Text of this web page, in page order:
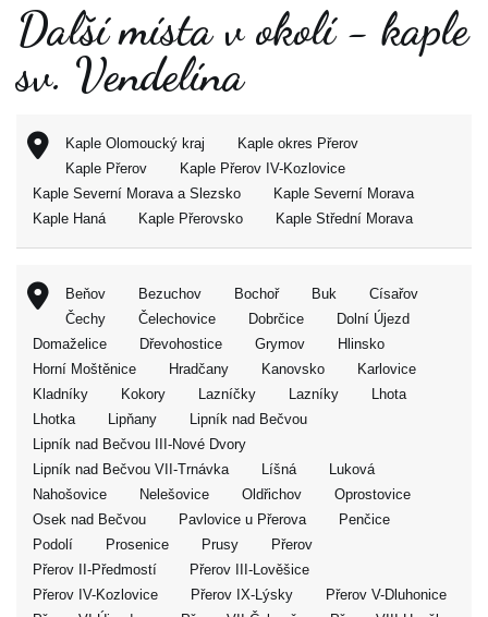
Další místa v okolí - kaple
sv. Vendelína
Kaple Olomoucký kraj
Kaple okres Přerov
Kaple Přerov
Kaple Přerov IV-Kozlovice
Kaple Severní Morava a Slezsko
Kaple Severní Morava
Kaple Haná
Kaple Přerovsko Kaple Střední Morava
Beňov Bezuchov Bochoř Buk
Císařov
Čechy
Čelechovice Dobrčice
Dolní Újezd
Domaželice
Dřevohostice Grymov
Hlinsko
Horní Moštěnice
Hradčany Kanovsko
Karlovice
Kladníky
Kokory Lazníčky Lazníky
Lhota
Lhotka
Lipňany
Lipník nad Bečvou
Lipník nad Bečvou III-Nové Dvory
Lipník nad Bečvou VII-Trnávka
Líšná
Luková
Nahošovice
Nelešovice Oldřichov
Oprostovice
Osek nad Bečvou
Pavlovice u Přerova
Penčice
Podolí
Prosenice Prusy
Přerov
Přerov II-Předmostí
Přerov III-Lověšice
Přerov IV-Kozlovice
Přerov IX-Lýsky
Přerov V-Dluhonice